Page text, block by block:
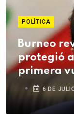
POLÍTICA
Burneo
protegió
primera
6 DE